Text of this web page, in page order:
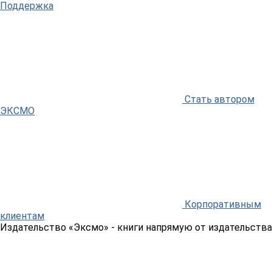
Поддержка
Стать автором
ЭКСМО
Корпоративным
клиентам
Издательство «Эксмо» - книги напрямую от издательства